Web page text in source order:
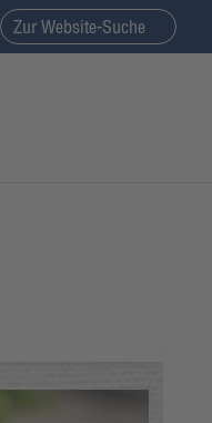
Zur Website-Suche